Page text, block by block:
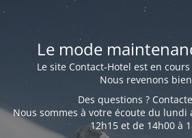
Le mode
Le site Contact-Hotel est en
Nous revenons
Des questions ?
Nous sommes à votre écoute du lundi
12h15 et de 14h00 à